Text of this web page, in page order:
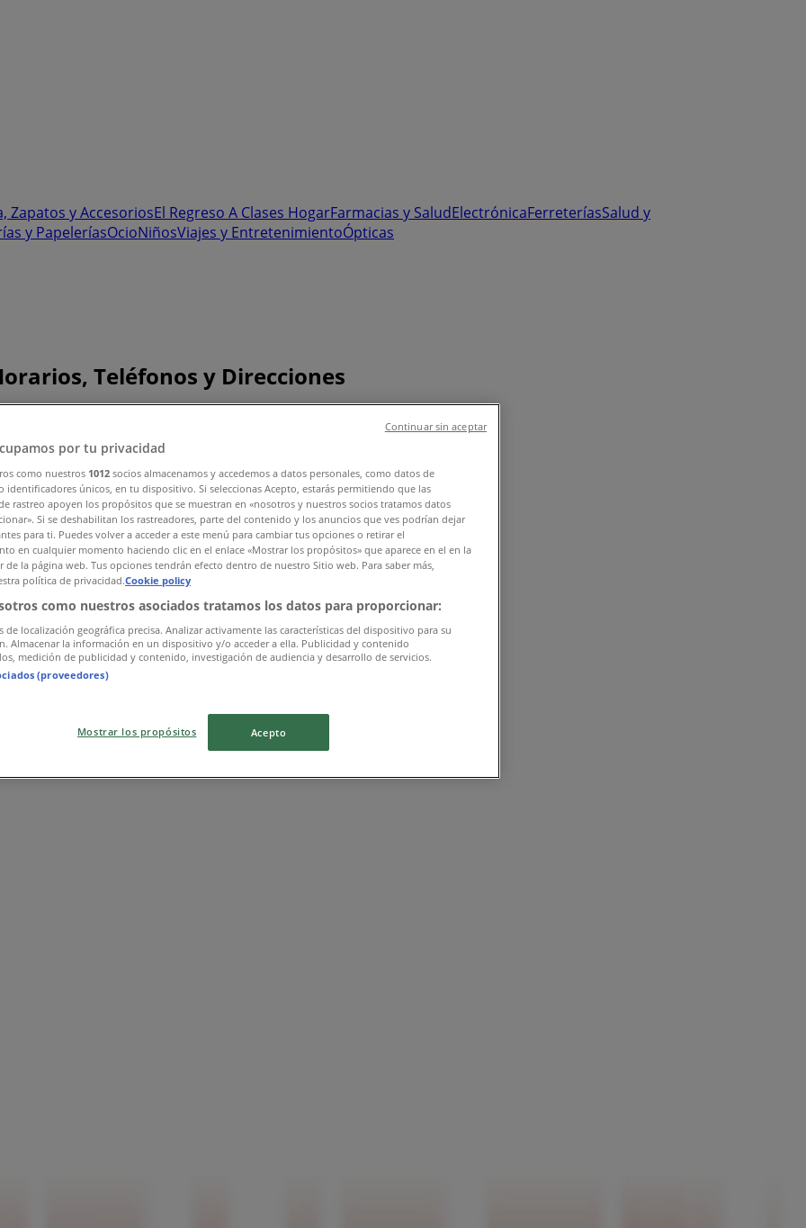
Zapatos y AccesoriosEl Regreso A Clases HogarFarmacias y SaludElectrónicaFerreteríasSalud y
y PapeleríasOcioNiñosViajes y EntretenimientoÓpticas
Teléfonos y Direcciones
por tu privacidad
como nuestros 1012 socios almacenamos y accedemos a datos personales, como datos de
identificadores únicos, en tu dispositivo. Si seleccionas Acepto, estarás permitiendo que las
rastreo apoyen los propósitos que se muestran en «nosotros y nuestros socios tratamos datos
Si se deshabilitan los rastreadores, parte del contenido y los anuncios que ves podrían dejar
para ti. Puedes volver a acceder a este menú para cambiar tus opciones o retirar el
en cualquier momento haciendo clic en el enlace «Mostrar los propósitos» que aparece en el en la
de la página web. Tus opciones tendrán efecto dentro de nuestro Sitio web. Para saber más,
política de privacidad.Cookie policy
como nuestros asociados tratamos los datos para proporcionar:
de localización geográfica precisa. Analizar activamente las características del dispositivo para su
Almacenar la información en un dispositivo y/o acceder a ella. Publicidad y contenido
medición de publicidad y contenido, investigación de audiencia y desarrollo de servicios.
(proveedores)
Mostrar los propósitos Acepto
Continuar sin aceptar